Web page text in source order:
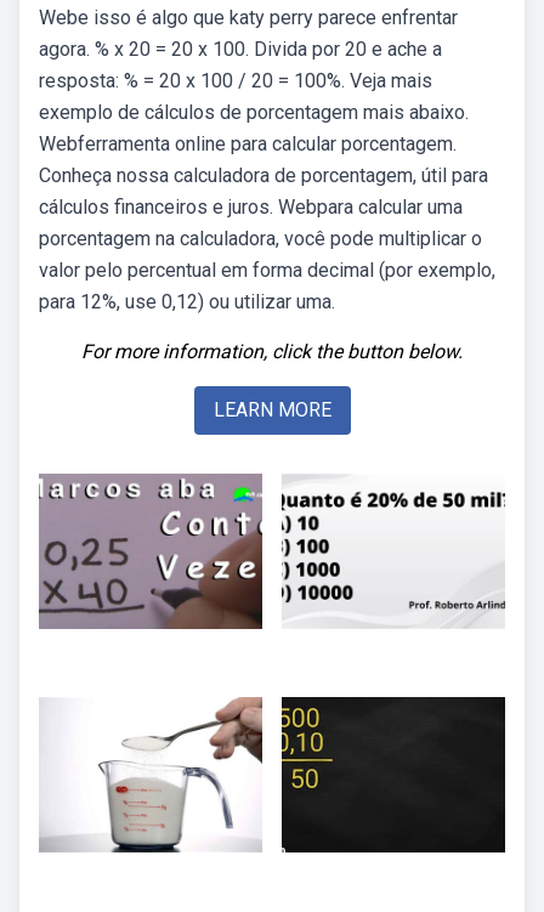
Webe isso é algo que katy perry parece enfrentar
agora. % x 20 = 20 x 100. Divida por 20 e ache a
resposta: % = 20 x 100 / 20 = 100%. Veja mais
exemplo de cálculos de porcentagem mais abaixo.
Webferramenta online para calcular porcentagem.
Conheça nossa calculadora de porcentagem, útil para
cálculos financeiros e juros. Webpara calcular uma
porcentagem na calculadora, você pode multiplicar o
valor pelo percentual em forma decimal (por exemplo,
para 12%, use 0,12) ou utilizar uma.
For more information, click the button below.
LEARN MORE